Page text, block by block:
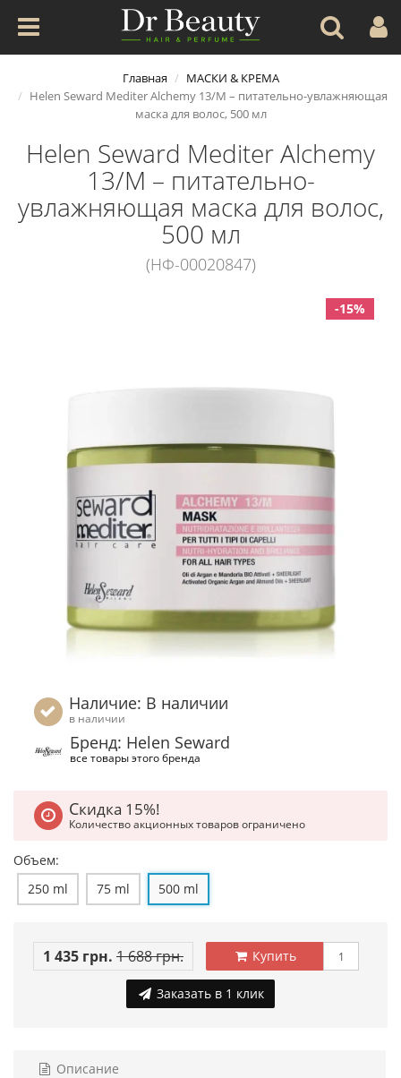
Главная
МАСКИ & КРЕМА
Helen Seward Mediter Alchemy 13/M – питательно-увлажняющая
маска для волос, 500 мл
Helen Seward Mediter Alchemy
13/M – питательно-
увлажняющая маска для волос,
500 мл
(НФ-00020847)
-15%
Наличие: В наличии
в наличии
Бренд: Helen Seward
все товары этого бренда
Скидка 15%!
Количество акционных товаров ограничено
Объем:
250 ml
75 ml 500 ml
1 435 грн. 1 688 грн. Купить
Заказать в 1 клик
Описание